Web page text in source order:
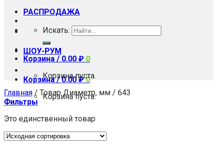
РАСПРОДАЖА
ШОУ-РУМ
Корзина /0.00₽ 0
Корзина пуста.
Искать:
Корзина / 0.00 ₽ 0
Корзина пуста.
Главная / Товар Диаметр, мм / 643
Фильтры
Это единственный товар